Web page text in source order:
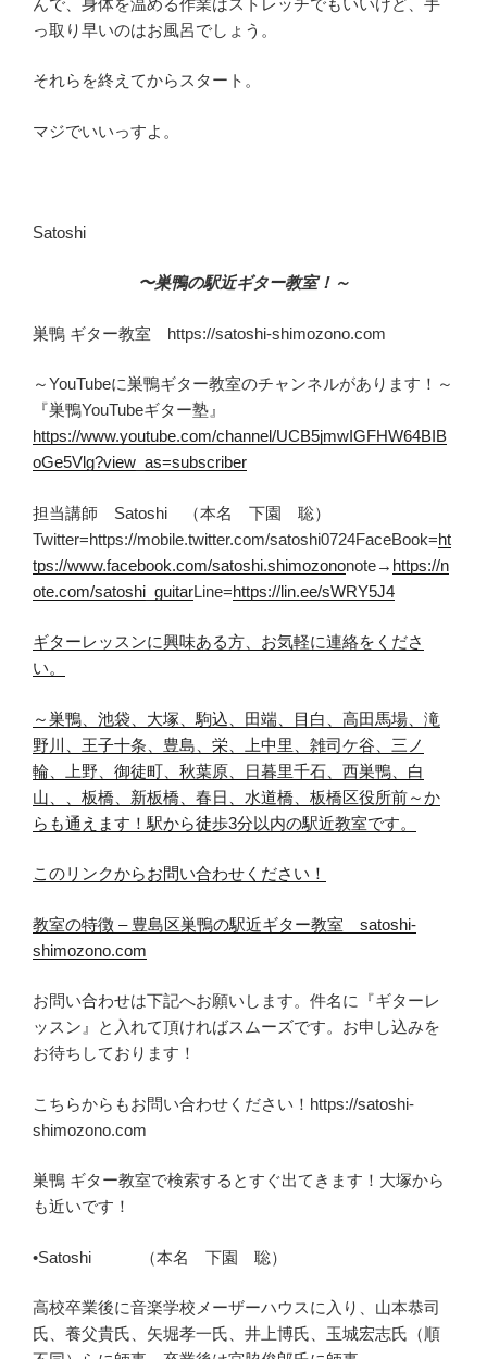
っ取り早いのはお風呂でしょう。
それらを終えてからスタート。
マジでいいっすよ。
Satoshi
〜巣鴨の駅近ギター教室！～
巣鴨 ギター教室 https://satoshi-shimozono.com
～YouTubeに巣鴨ギター教室のチャンネルがあります！～
『巣鴨YouTubeギター塾』
https://www.youtube.com/channel/UCB5jmwIGFHW64BIB
oGe5Vlg?view_as=subscriber
担当講師 Satoshi （本名 下園 聡）
Twitter=https://mobile.twitter.com/satoshi0724FaceBook=ht
tps://www.facebook.com/satoshi.shimozononote→ https://n
ote.com/satoshi_guitarLine=https://lin.ee/sWRY5J4
ギターレッスンに興味ある方、お気軽に連絡をくださ
い。
～巣鴨、池袋、大塚、駒込、田端、目白、 高田馬場、滝
野川、王子十条、豊島、栄、上中里、 雑司ケ谷、三ノ
輪、上野、 御徒町、秋葉原、日暮里千石、西巣鴨、白
山、、板橋、 新板橋、春日、水道橋、板橋区役所前～か
らも通えます！ 駅から徒歩3分以内の駅近教室です。
このリンクからお問い合わせください！
教室の特徴 – 豊島区巣鴨の駅近ギター教室 satoshi-
shimozono.com
お問い合わせは下記へお願いします。件名に『ギターレ
ッスン』と入れて頂ければスムーズです。お申し込みを
お待ちしております！
こちらからもお問い合わせください！https://satoshi-
shimozono.com
巣鴨 ギター教室で検索するとすぐ出てきます！大塚から
も近いです！
•Satoshi （本名 下園 聡）
高校卒業後に音楽学校メーザーハウスに入り、山本恭司
氏、養父貴氏、矢堀孝一氏、井上博氏、玉城宏志氏（順